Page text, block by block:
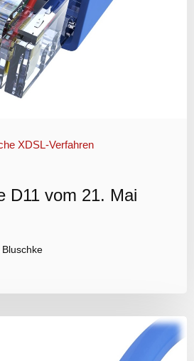
XDSL-Verfahren
D11 vom 21. Mai
Bluschke